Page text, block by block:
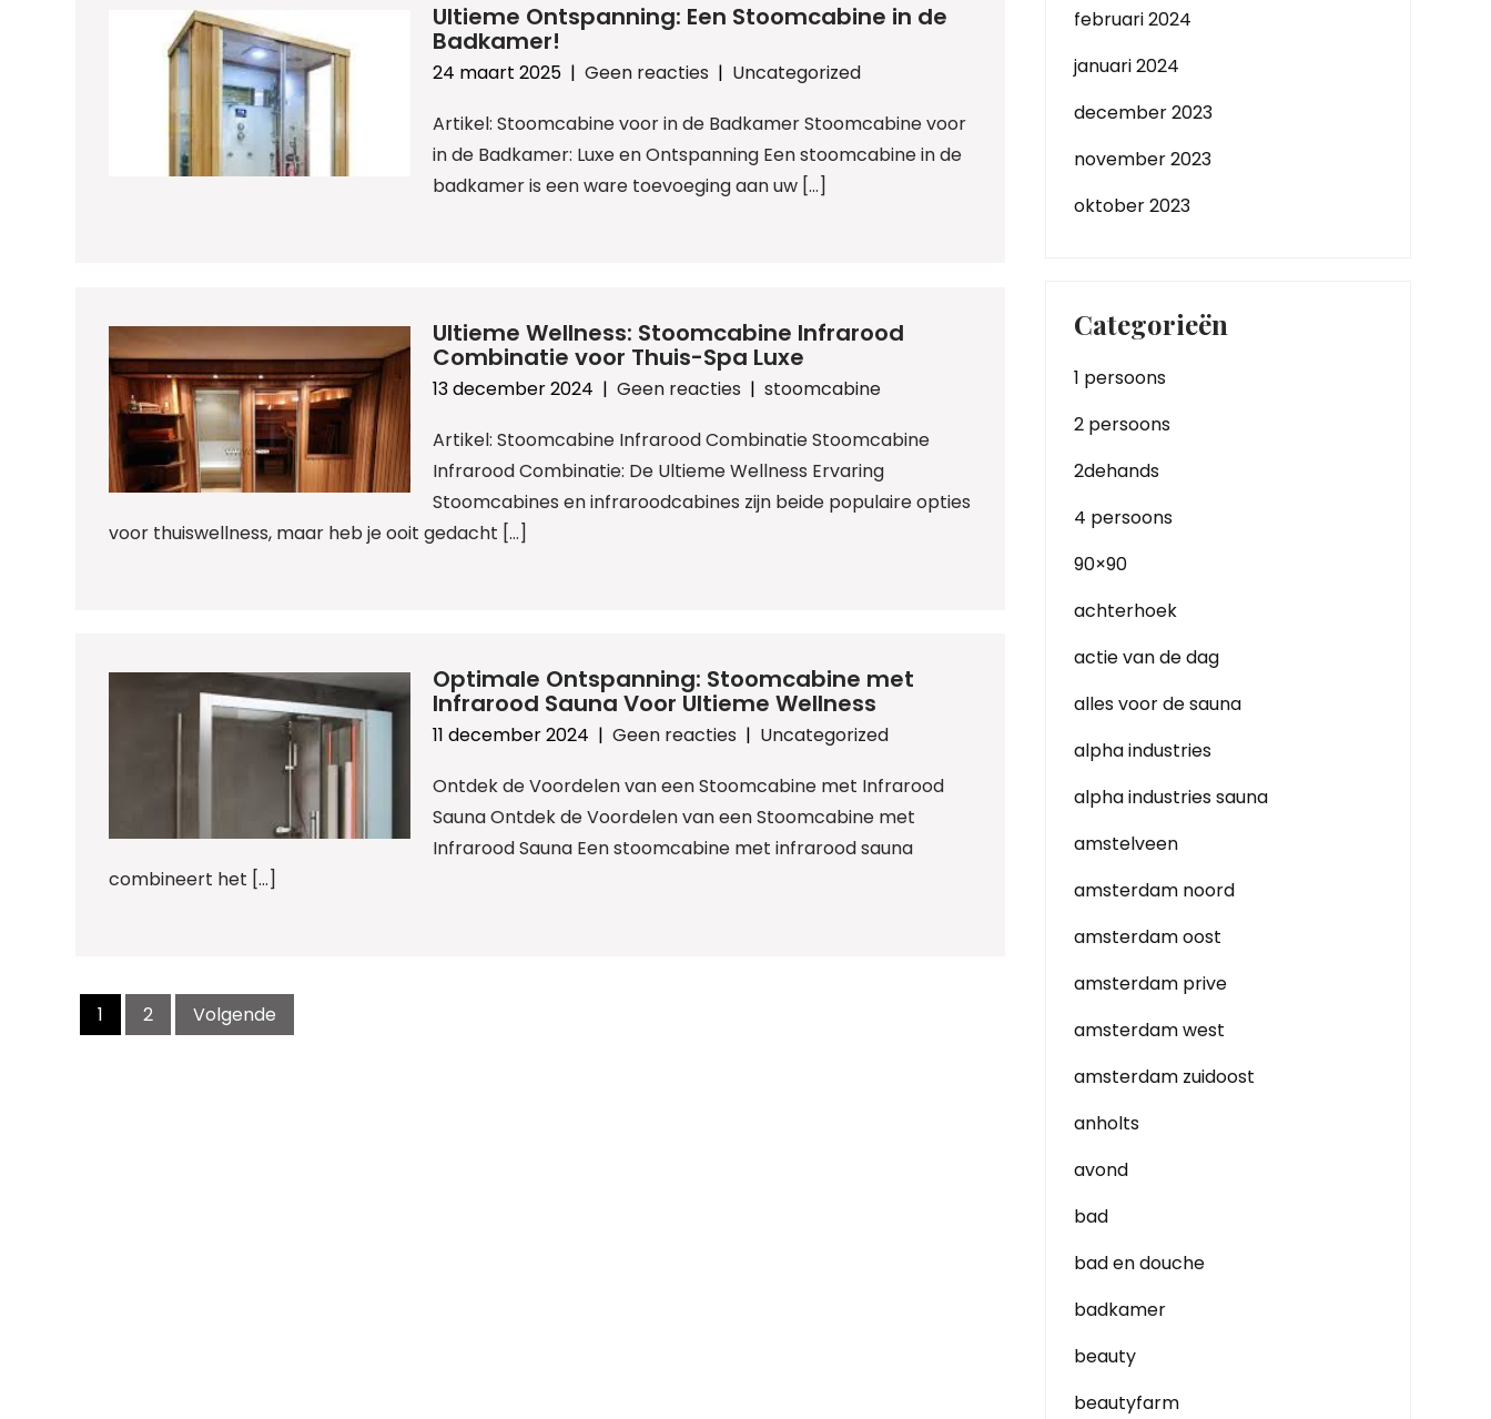
Ultieme Ontspanning: Een Stoomcabine in de
Badkamer!
24 maart 2025 |Geen reacties | Uncategorized
Artikel: Stoomcabine voor in de Badkamer Stoomcabine voor
in de Badkamer: Luxe en Ontspanning Een stoomcabine in de
badkamer is een ware toevoeging aan uw […]
Ultieme Wellness: Stoomcabine Infrarood
Combinatie voor Thuis-Spa Luxe
13 december 2024 |Geen reacties |stoomcabine
Artikel: Stoomcabine Infrarood Combinatie Stoomcabine
Infrarood Combinatie: De Ultieme Wellness Ervaring
Stoomcabines en infraroodcabines zijn beide populaire opties
voor thuiswellness, maar heb je ooit gedacht […]
Optimale Ontspanning: Stoomcabine met
Infrarood Sauna Voor Ultieme Wellness
11 december 2024 |Geen reacties | Uncategorized
Ontdek de Voordelen van een Stoomcabine met Infrarood
Sauna Ontdek de Voordelen van een Stoomcabine met
Infrarood Sauna Een stoomcabine met infrarood sauna
combineert het […]
Berichtnavigatie
1 2 Volgende
februari 2024
januari 2024
december 2023
november 2023
oktober 2023
Categorieën
1 persoons
2 persoons
2dehands
4 persoons
90×90
achterhoek
actie van de dag
alles voor de sauna
alpha industries
alpha industries sauna
amstelveen
amsterdam noord
amsterdam oost
amsterdam prive
amsterdam west
amsterdam zuidoost
anholts
avond
bad
bad en douche
badkamer
beauty
beautyfarm